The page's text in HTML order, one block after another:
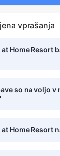
vprašanja
Home Resort
so na voljo
Home Resort